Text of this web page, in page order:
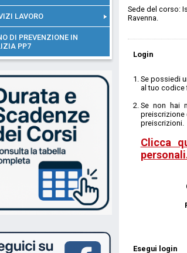
LAVORO
DI PREVENZIONE IN
PP7
Sede del corso:
Ravenna.
Login
Se possiedi
al tuo codice
Se non hai
preiscrizione
preiscrizioni.
Clicca
Esegui login